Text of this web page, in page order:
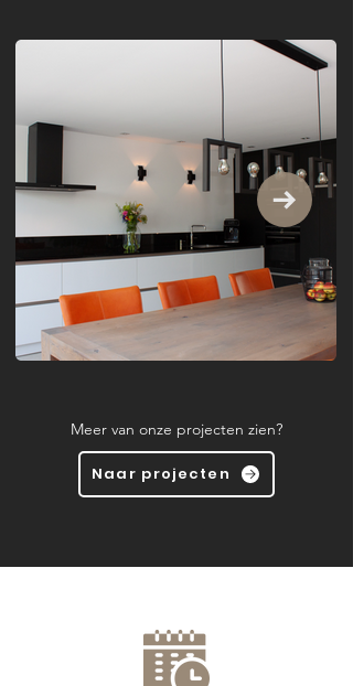
Meer van onze projecten zien?
Naar projecten